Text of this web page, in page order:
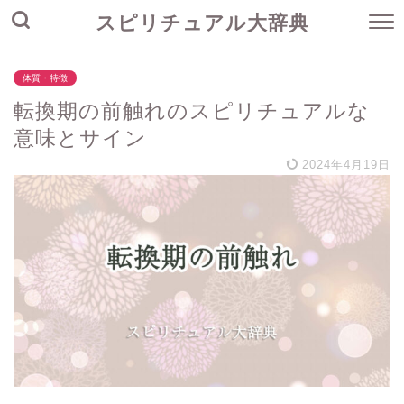
スピリチュアル大辞典
体質・特徴
転換期の前触れのスピリチュアルな
意味とサイン
2024年4月19日